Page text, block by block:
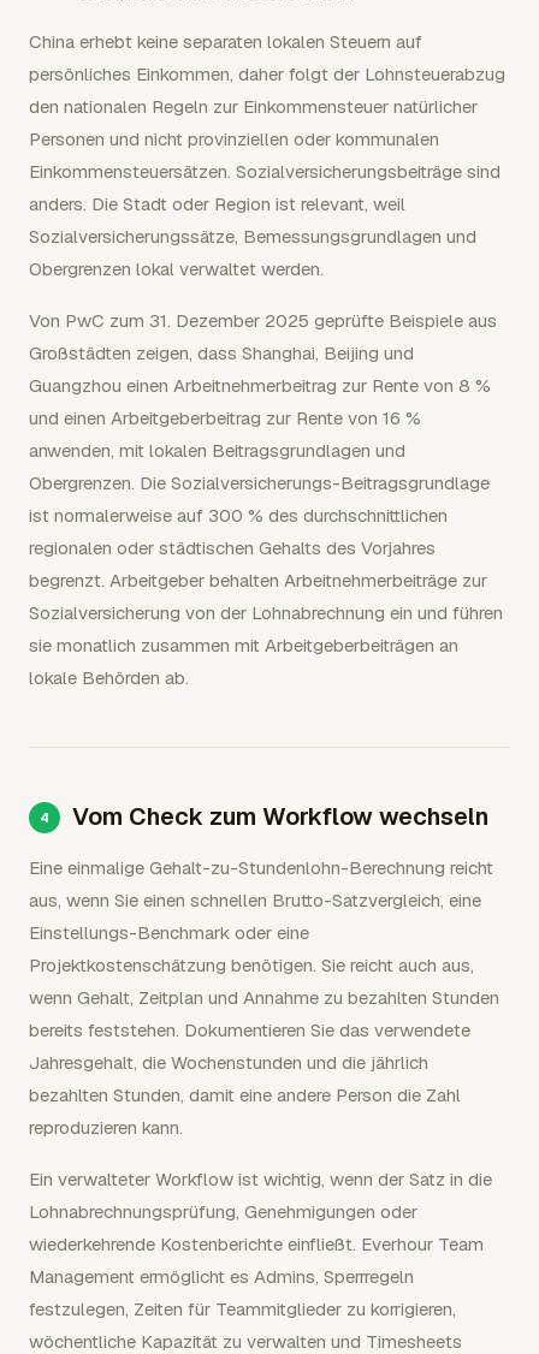
China erhebt keine separaten lokalen Steuern auf
persönliches Einkommen, daher folgt der Lohnsteuerabzug
den nationalen Regeln zur Einkommensteuer natürlicher
Personen und nicht provinziellen oder kommunalen
Einkommensteuersätzen. Sozialversicherungsbeiträge sind
anders. Die Stadt oder Region ist relevant, weil
Sozialversicherungssätze, Bemessungsgrundlagen und
Obergrenzen lokal verwaltet werden.
Von PwC zum 31. Dezember 2025 geprüfte Beispiele aus
Großstädten zeigen, dass Shanghai, Beijing und
Guangzhou einen Arbeitnehmerbeitrag zur Rente von 8 %
und einen Arbeitgeberbeitrag zur Rente von 16 %
anwenden, mit lokalen Beitragsgrundlagen und
Obergrenzen. Die Sozialversicherungs-Beitragsgrundlage
ist normalerweise auf 300 % des durchschnittlichen
regionalen oder städtischen Gehalts des Vorjahres
begrenzt. Arbeitgeber behalten Arbeitnehmerbeiträge zur
Sozialversicherung von der Lohnabrechnung ein und führen
sie monatlich zusammen mit Arbeitgeberbeiträgen an
lokale Behörden ab.
Vom Check zum Workflow wechseln
Eine einmalige Gehalt-zu-Stundenlohn-Berechnung reicht
aus, wenn Sie einen schnellen Brutto-Satzvergleich, eine
Einstellungs-Benchmark oder eine
Projektkostenschätzung benötigen. Sie reicht auch aus,
wenn Gehalt, Zeitplan und Annahme zu bezahlten Stunden
bereits feststehen. Dokumentieren Sie das verwendete
Jahresgehalt, die Wochenstunden und die jährlich
bezahlten Stunden, damit eine andere Person die Zahl
reproduzieren kann.
Ein verwalteter Workflow ist wichtig, wenn der Satz in die
Lohnabrechnungsprüfung, Genehmigungen oder
wiederkehrende Kostenberichte einfließt. Everhour Team
Management ermöglicht es Admins, Sperrregeln
festzulegen, Zeiten für Teammitglieder zu korrigieren,
wöchentliche Kapazität zu verwalten und Timesheets